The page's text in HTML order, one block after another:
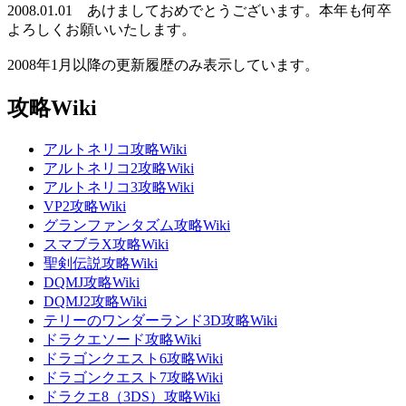
2008.01.01 あけましておめでとうございます。本年も何卒
よろしくお願いいたします。
2008年1月以降の更新履歴のみ表示しています。
攻略Wiki
アルトネリコ攻略Wiki
アルトネリコ2攻略Wiki
アルトネリコ3攻略Wiki
VP2攻略Wiki
グランファンタズム攻略Wiki
スマブラX攻略Wiki
聖剣伝説攻略Wiki
DQMJ攻略Wiki
DQMJ2攻略Wiki
テリーのワンダーランド3D攻略Wiki
ドラクエソード攻略Wiki
ドラゴンクエスト6攻略Wiki
ドラゴンクエスト7攻略Wiki
ドラクエ8（3DS）攻略Wiki